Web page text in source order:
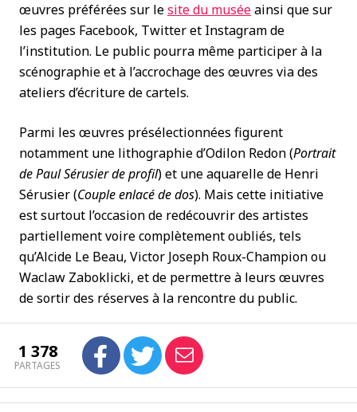
œuvres préférées sur lesite du muséeainsi que sur
les pages Facebook, Twitter et Instagram de
l’institution. Le public pourra même participer à la
scénographie et à l’accrochage des œuvres via des
ateliers d’écriture de cartels.
Parmi les œuvres présélectionnées figurent
notamment une lithographie d’Odilon Redon (Portrait
de Paul Sérusier de profil) et une aquarelle de Henri
Sérusier (Couple enlacé de dos). Mais cette initiative
est surtout l’occasion de redécouvrir des artistes
partiellement voire complètement oubliés, tels
qu’Alcide Le Beau, Victor Joseph Roux-Champion ou
Waclaw Zaboklicki, et de permettre à leurs œuvres
de sortir des réserves à la rencontre du public.
1 378
PARTAGES